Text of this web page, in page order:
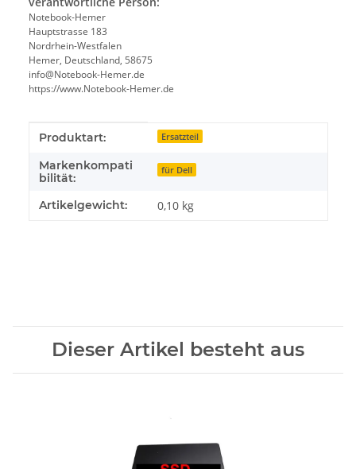
Notebook-Hemer
Hauptstrasse 183
Nordrhein-Westfalen
Hemer, Deutschland, 58675
info@Notebook-Hemer.de
https://www.Notebook-Hemer.de
Produkteigenschaft
Wert
Produktart: Ersatzteil
Markenkompati
bilität:
für Dell
Artikelgewicht: 0,10 kg
Dieser Artikel besteht aus